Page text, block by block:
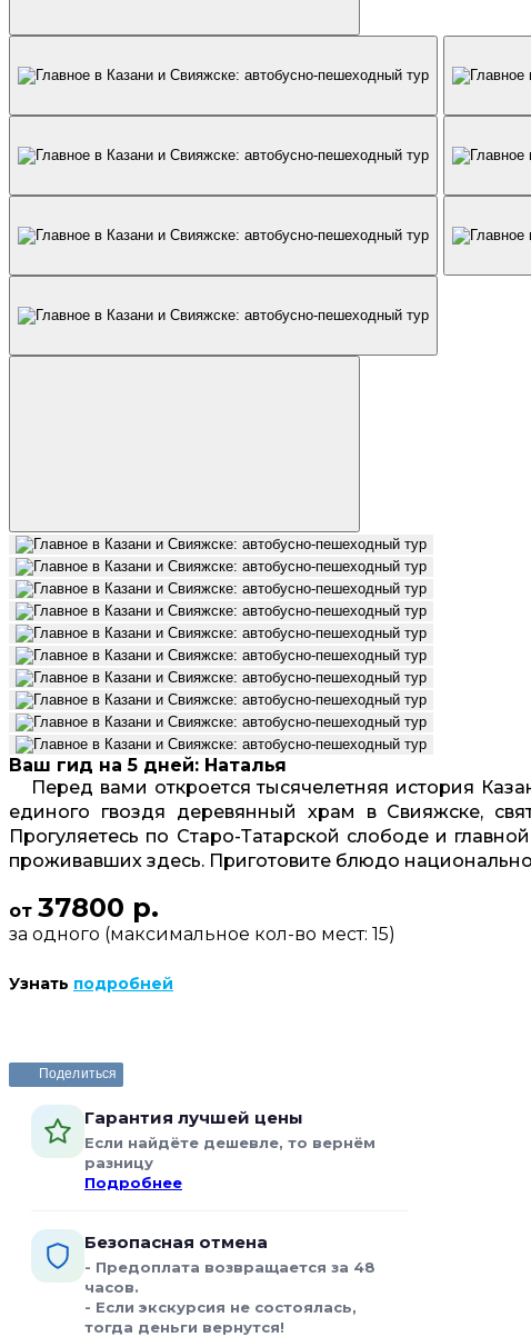
Ваш гид на 5 дней: Наталья
Перед вами откроется тысячелетняя история
единого гвоздя деревянный храм в Свияжске,
Прогуляетесь по Старо-Татарской слободе и
проживавших здесь. Приготовите блюдо
от 37800 р.
за одного (максимальное кол-во мест: 15)
Узнать подробней
Поделиться
Гарантия лучшей цены
Если найдёте дешевле, то вернём
разницу
Подробнее
Безопасная отмена
- Предоплата возвращается за 48
часов.
- Если экскурсия не состоялась,
тогда деньги вернутся!